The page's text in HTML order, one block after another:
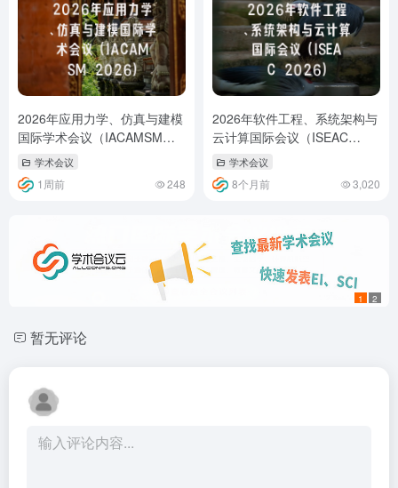
2026年应用力学、仿真与建模
国际学术会议（IACAMSM
2026）
学术会议
1周前 248
2026年软件工程、系统架构与
云计算国际会议（ISEAC
2026）
学术会议
8个月前 3,020
1 2
暂无评论